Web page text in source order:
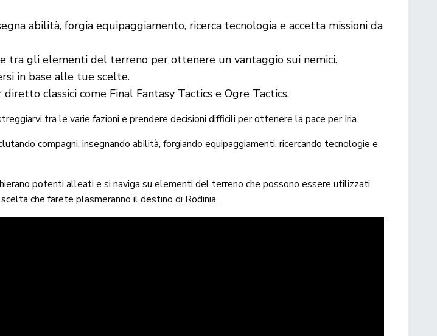
abilità, forgia equipaggiamento, ricerca tecnologia e accetta missioni da
tra gli elementi del terreno per ottenere un vantaggio sui nemici.
in base alle tue scelte.
classici come Final Fantasy Tactics e Ogre Tactics.
tra le varie fazioni e prendere decisioni difficili per ottenere la pace per Iria.
compagni, insegnando abilità, forgiando equipaggiamenti, ricercando tecnologie e
potenti alleati e si naviga su elementi del terreno che possono essere utilizzati
che farete plasmeranno il destino di Rodinia…